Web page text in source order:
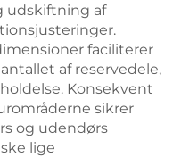
udskiftning af
faciliterer
af reservedele,
Konsekvent
sikrer
og udendørs
lige